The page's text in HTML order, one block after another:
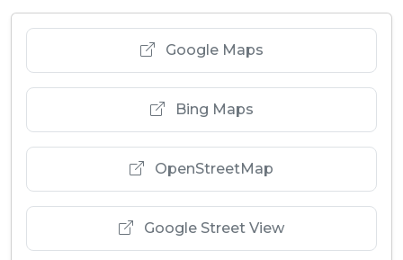
Google Maps
Bing Maps
OpenStreetMap
Google Street View